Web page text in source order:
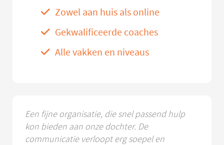
Zowel aan huis als online
Gekwalificeerde coaches
Alle vakken en niveaus
Een fijne organisatie, die snel passend hulp
kon bieden aan onze dochter. De
communicatie verloopt erg soepel en